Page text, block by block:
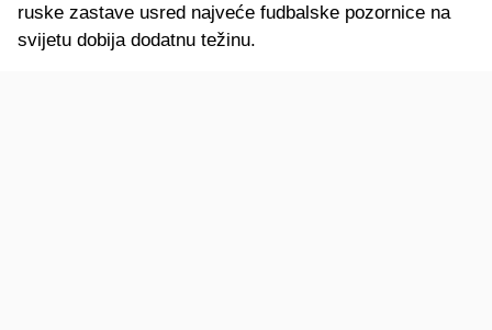
ruske zastave usred najveće fudbalske pozornice na
svijetu dobija dodatnu težinu.